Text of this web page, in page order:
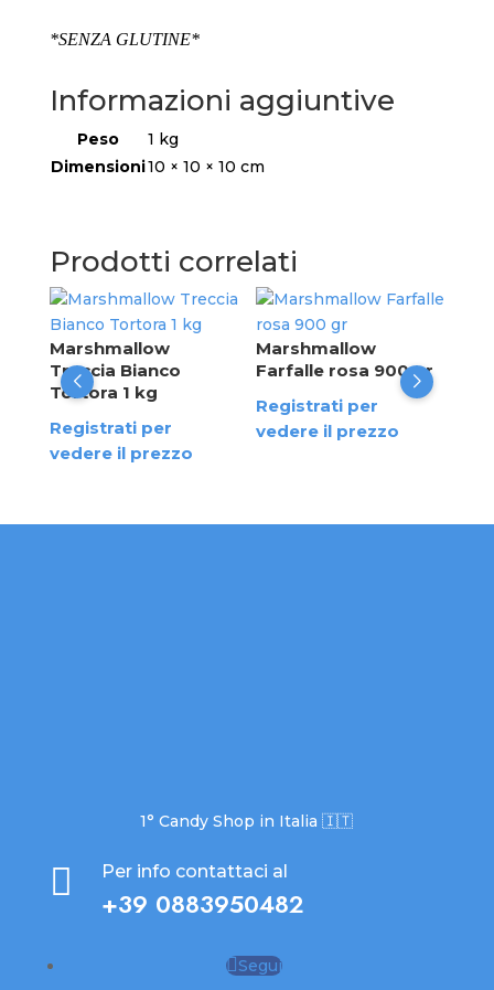
*SENZA GLUTINE*
Informazioni aggiuntive
Peso
1 kg
Dimensioni10 × 10 × 10 cm
Prodotti correlati
Marshmallow
Treccia Bianco
Tortora 1 kg
Registrati per
vedere il prezzo
Marshmallow
Farfalle rosa 900 gr
Registrati per
vedere il prezzo
1° Candy Shop in Italia 🇮🇹
 Per info contattaci al
+39 0883950482
Segui